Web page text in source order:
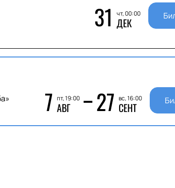
31 чт, 00:00
ДЕК
7 пт, 19:00
АВГ 27 вс, 16:00
СЕНТ